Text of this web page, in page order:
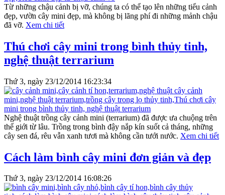
Từ những chậu cảnh bị vỡ, chúng ta có thể tạo lên những tiểu cảnh
đẹp, vườn cây mini đẹp, mà không bị lãng phí đi những mảnh chậu
đã vỡ. Xem chi tiết
Thú chơi cây mini trong bình thủy tinh,
nghệ thuật terrarium
Thứ 3, ngày 23/12/2014 16:23:34
Nghệ thuật trồng cây cảnh mini (terrarium) đã được ưa chuộng trên
thế giới từ lâu. Trồng trong bình đậy nắp kín suốt cả tháng, những
cây sen đá, rêu vẫn xanh tươi mà không cần tưới nước. Xem chi tiết
Cách làm bình cây mini đơn giản và đẹp
Thứ 3, ngày 23/12/2014 16:08:26